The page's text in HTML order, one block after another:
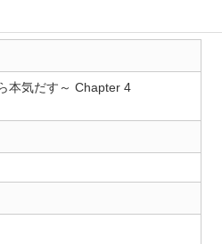
本気だす～ Chapter 4